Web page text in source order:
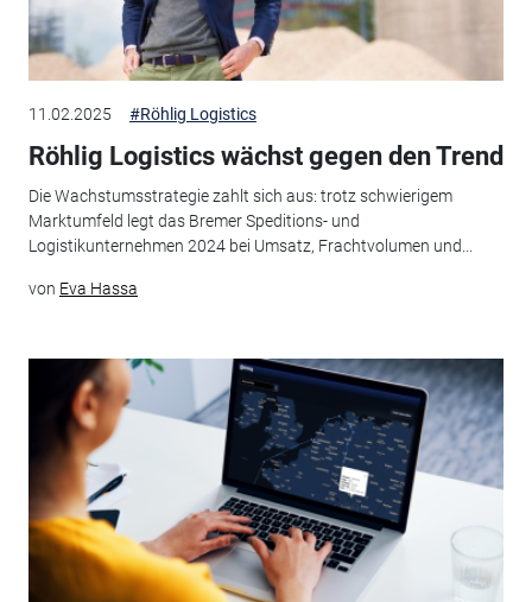
11.02.2025 #Röhlig Logistics
Röhlig Logistics wächst gegen den Trend
Die Wachstumsstrategie zahlt sich aus: trotz schwierigem
Marktumfeld legt das Bremer Speditions- und
Logistikunternehmen 2024 bei Umsatz, Frachtvolumen und...
von Eva Hassa